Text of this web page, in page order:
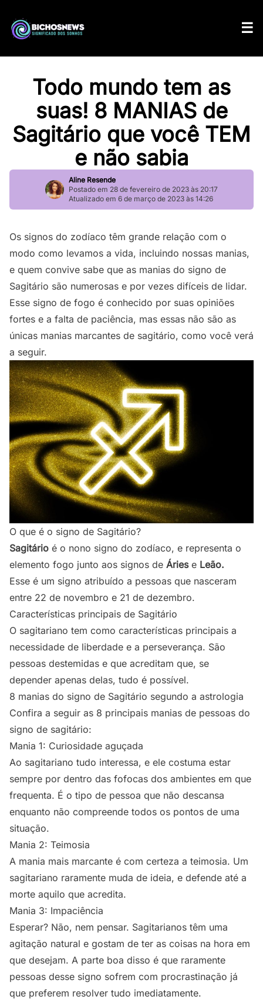
Todo mundo tem as
suas! 8 MANIAS de
Sagitário que você TEM
e não sabia
Aline Resende
Postado em 28 de fevereiro de 2023 às 20:17
Atualizado em 6 de março de 2023 às 14:26
Os signos do zodíaco têm grande relação com o
modo como levamos a vida, incluindo nossas manias,
e quem convive sabe que as manias do signo de
Sagitário são numerosas e por vezes difíceis de lidar.
Esse signo de fogo é conhecido por suas opiniões
fortes e a falta de paciência, mas essas não são as
únicas manias marcantes de sagitário, como você verá
a seguir.
O que é o signo de Sagitário?
Sagitário é o nono signo do zodíaco, e representa o
elemento fogo junto aos signos de Áries e Leão.
Esse é um signo atribuído a pessoas que nasceram
entre 22 de novembro e 21 de dezembro.
Características principais de Sagitário
O sagitariano tem como características principais a
necessidade de liberdade e a perseverança. São
pessoas destemidas e que acreditam que, se
depender apenas delas, tudo é possível.
8 manias do signo de Sagitário segundo a astrologia
Confira a seguir as 8 principais manias de pessoas do
signo de sagitário:
Mania 1: Curiosidade aguçada
Ao sagitariano tudo interessa, e ele costuma estar
sempre por dentro das fofocas dos ambientes em que
frequenta. É o tipo de pessoa que não descansa
enquanto não compreende todos os pontos de uma
situação.
Mania 2: Teimosia
A mania mais marcante é com certeza a teimosia. Um
sagitariano raramente muda de ideia, e defende até a
morte aquilo que acredita.
Mania 3: Impaciência
Esperar? Não, nem pensar. Sagitarianos têm uma
agitação natural e gostam de ter as coisas na hora em
que desejam. A parte boa disso é que raramente
pessoas desse signo sofrem com procrastinação já
que preferem resolver tudo imediatamente.